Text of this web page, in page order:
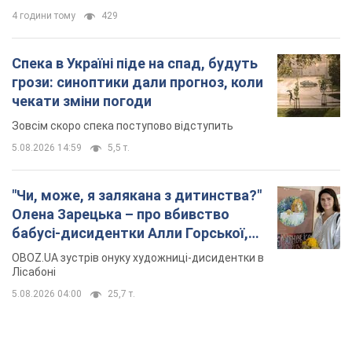
4 години тому 429
Спека в Україні піде на спад, будуть
грози: синоптики дали прогноз, коли
чекати зміни погоди
Зовсім скоро спека поступово відступить
5.08.2026 14:59 5,5 т.
"Чи, може, я залякана з дитинства?"
Олена Зарецька – про вбивство
бабусі-дисидентки Алли Горської,
критику Дмитра Стуса та втечу в
Португалію з 5 дітьми
OBOZ.UA зустрів онуку художниці-дисидентки в
Лісабоні
5.08.2026 04:00 25,7 т.